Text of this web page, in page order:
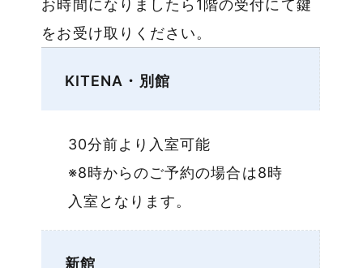
お時間になりましたら1階の受付にて鍵
をお受け取りください。
KITENA・別館
30分前より入室可能
※8時からのご予約の場合は8時
入室となります。
新館